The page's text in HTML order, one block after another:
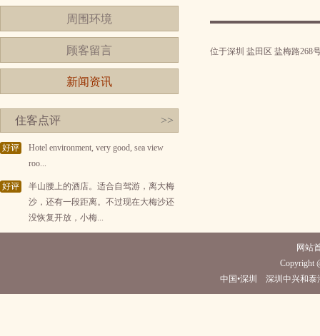
周围环境
顾客留言
新闻资讯
住客点评 >>
好评
Hotel environment, very good, sea view
roo...
好评
半山腰上的酒店。适合自驾游，离大梅
沙，还有一段距离。不过现在大梅沙还
没恢复开放，小梅...
位于深圳 盐田区 盐梅路268
网站
Copyright
中国•深圳 深圳中兴和泰